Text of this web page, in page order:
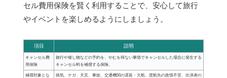
セル費用保険を賢く利用することで、安心して旅行
やイベントを楽しめるようにしましょう。
項目 説明
キャンセル費
用保険
旅行や催し物などの予約を、やむを得ない事情でキャンセルした場合に発生する
キャンセル料を補償する保険。
補償対象とな
病気、ケガ、天災、事故、交通機関の遅延・欠航、渡航先の政情不安、出演者の